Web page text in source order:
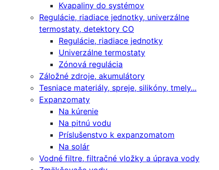
Kvapaliny do systémov
Regulácie, riadiace jednotky, univerzálne
termostaty, detektory CO
Regulácie, riadiace jednotky
Univerzálne termostaty
Zónová regulácia
Záložné zdroje, akumulátory
Tesniace materiály, spreje, silikóny, tmely...
Expanzomaty
Na kúrenie
Na pitnú vodu
Príslušenstvo k expanzomatom
Na solár
Vodné filtre, filtračné vložky a úprava vody